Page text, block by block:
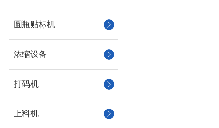
圆瓶贴标机
浓缩设备
打码机
上料机